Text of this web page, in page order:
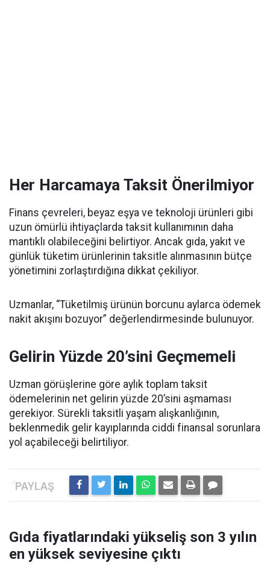
Her Harcamaya Taksit Önerilmiyor
Finans çevreleri, beyaz eşya ve teknoloji ürünleri gibi
uzun ömürlü ihtiyaçlarda taksit kullanımının daha
mantıklı olabileceğini belirtiyor. Ancak gıda, yakıt ve
günlük tüketim ürünlerinin taksitle alınmasının bütçe
yönetimini zorlaştırdığına dikkat çekiliyor.
Uzmanlar, “Tüketilmiş ürünün borcunu aylarca ödemek
nakit akışını bozuyor” değerlendirmesinde bulunuyor.
Gelirin Yüzde 20’sini Geçmemeli
Uzman görüşlerine göre aylık toplam taksit
ödemelerinin net gelirin yüzde 20’sini aşmaması
gerekiyor. Sürekli taksitli yaşam alışkanlığının,
beklenmedik gelir kayıplarında ciddi finansal sorunlara
yol açabileceği belirtiliyor.
Gıda fiyatlarındaki yükseliş son 3 yılın
en yüksek seviyesine çıktı